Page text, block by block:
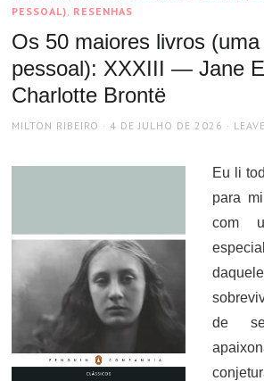
PESSOAL), RESENHAS
Os 50 maiores livros
pessoal): XXXIII — Jane
Charlotte Brontë
AUTHOR
MILTON RIBEIRO
POSTED
4 DE JULHO DE 2026
Eu li
para
com
de